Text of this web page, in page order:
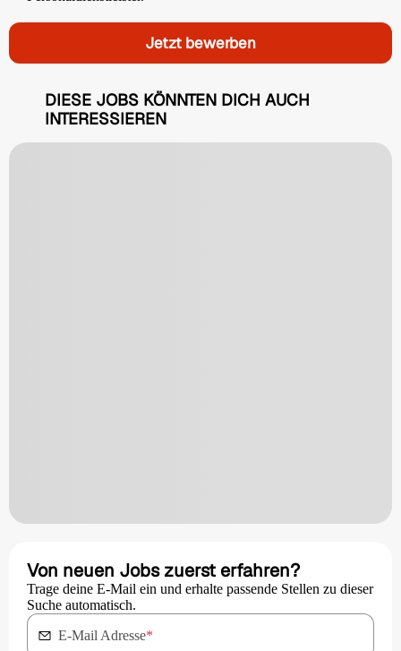
Jetzt bewerben
DIESE JOBS KÖNNTEN DICH AUCH
INTERESSIEREN
Von neuen Jobs zuerst erfahren?
Trage deine E-Mail ein und erhalte passende Stellen zu dieser
Suche automatisch.
E-Mail Adresse*